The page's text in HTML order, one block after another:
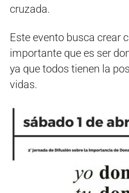
cruzada.
Este evento busca crear
importante que es ser
ya que todos tienen la
vidas.